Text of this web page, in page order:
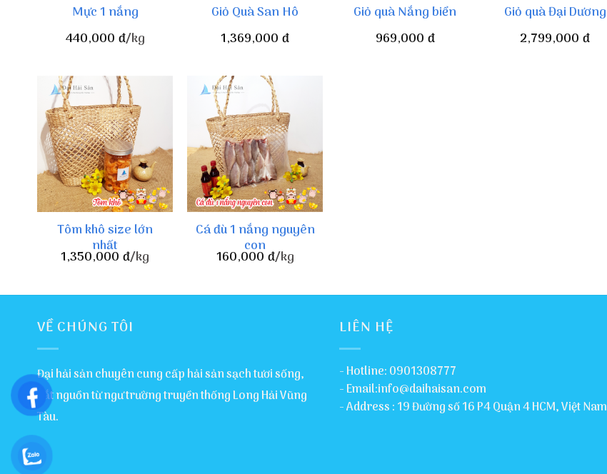
Mực 1 nắng
440,000 đ/kg
Giỏ Quà San Hô
1,369,000 đ
Giỏ quà Nắng biển
969,000 đ
Giỏ quà Đại Dương
2,799,000 đ
Tôm khô size lớn
nhất
1,350,000 đ/kg
Cá đù 1 nắng nguyên
con
160,000 đ/kg
VỀ CHÚNG TÔI
Đại hải sản chuyên cung cấp hải sản sạch tươi sống,
bắt nguồn từ ngư trường truyền thống Long Hải Vũng
Tàu.
LIÊN HỆ
- Hotline: 0901308777
- Email:info@daihaisan.com
- Address : 19 Đường số 16 P4 Quận 4 HCM, Việt Nam